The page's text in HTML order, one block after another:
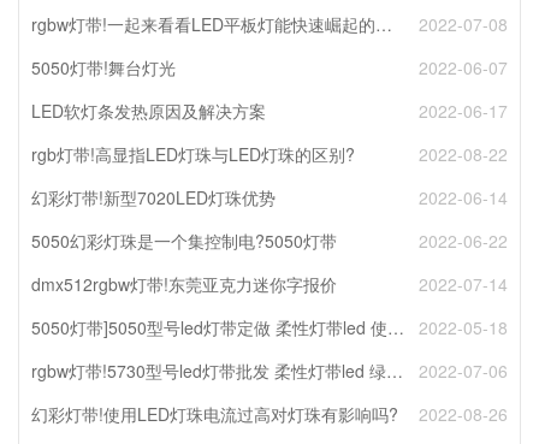
rgbw灯带!一起来看看LED平板灯能快速崛起的原因都有哪些?
2022-07-08
5050灯带!舞台灯光
2022-06-07
LED软灯条发热原因及解决方案
2022-06-17
rgb灯带!高显指LED灯珠与LED灯珠的区别?
2022-08-22
幻彩灯带!新型7020LED灯珠优势
2022-06-14
5050幻彩灯珠是一个集控制电?5050灯带
2022-06-22
dmx512rgbw灯带!东莞亚克力迷你字报价
2022-07-14
5050灯带]5050型号led灯带定做 柔性灯带led 使用寿命长
2022-05-18
rgbw灯带!5730型号led灯带批发 柔性灯带led 绿色环保节能
2022-07-06
幻彩灯带!使用LED灯珠电流过高对灯珠有影响吗?
2022-08-26